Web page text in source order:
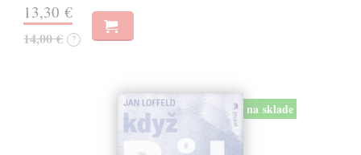
13,30 €
14,00 € ?
na sklade